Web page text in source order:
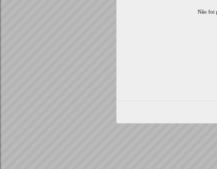
Não foi